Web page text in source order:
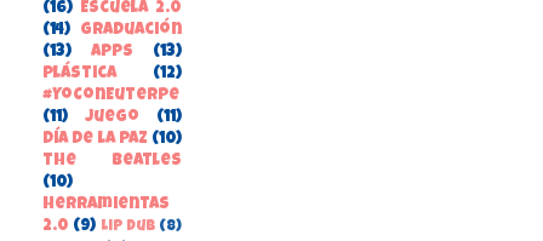
(16) Escuela 2.0
(14)
Graduación
(13)
apps
(13)
Plástica
(12)
#YoConEuterpe
(11)
juego
(11)
Día de la Paz (10)
the beatles
(10)
herramientas
2.0 (9) Lip Dub (8)